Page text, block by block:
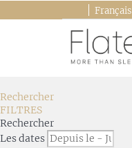
Français
Rechercher
FILTRES
Rechercher
Les dates